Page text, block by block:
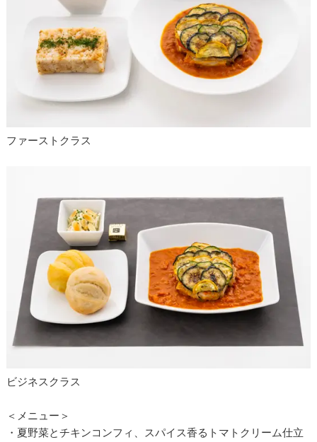
ファーストクラス
ビジネスクラス
＜メニュー＞
・夏野菜とチキンコンフィ、スパイス香るトマトクリーム仕立